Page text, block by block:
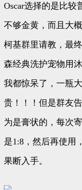
Oscar选择的是比较
不够金黄，而且大
柯基群里请教，最
森经典洗护宠物用
我都惊呆了，一瓶
贵！！！但是群友
为是膏状的，每次
是1:8，然后再使用
果断入手。